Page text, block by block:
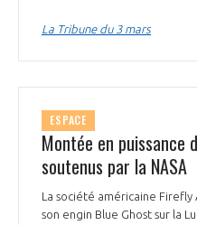
ENVIRONNEMENT
INTERNATIONALISATION
RAPPORTS D'ACTIVITÉS
La Tribune du 3 mars
ESPACE
Montée en puissance
soutenus par la NASA
La société américaine Firefly
son engin Blue Ghost sur la